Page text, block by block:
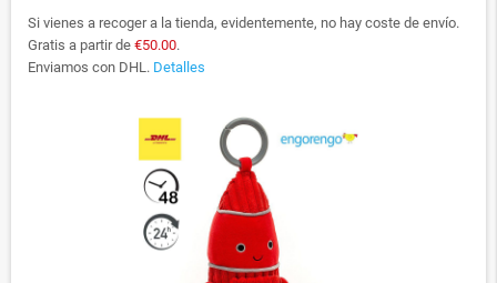
Si vienes a recoger a la tienda, evidentemente, no hay coste de envío.
Gratis a partir de €50.00.
Enviamos con DHL. Detalles